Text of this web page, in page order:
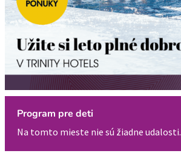
Program pre deti
Na tomto mieste nie sú žiadne udalosti.